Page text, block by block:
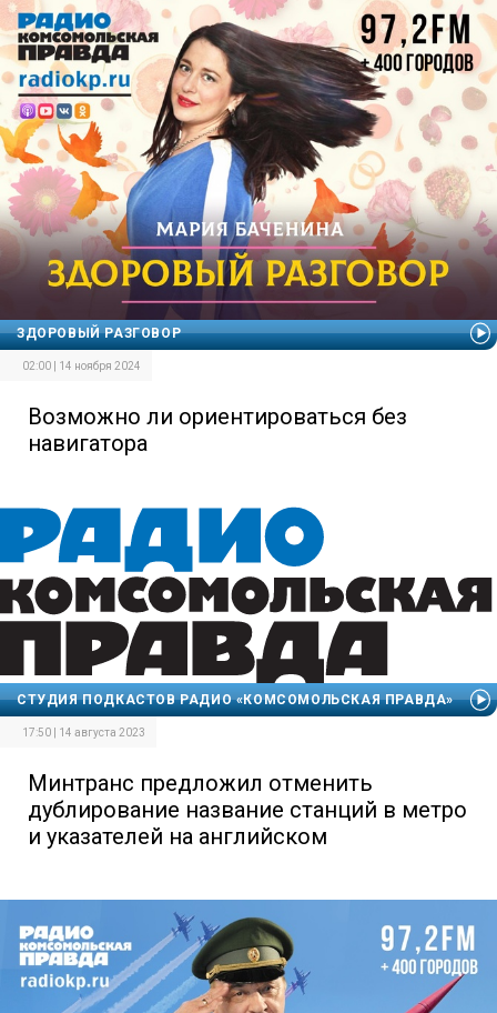
ЗДОРОВЫЙ РАЗГОВОР
02:00 | 14 ноября 2024
Возможно ли ориентироваться без
навигатора
СТУДИЯ ПОДКАСТОВ РАДИО «КОМСОМОЛЬСКАЯ ПРАВДА»
17:50 | 14 августа 2023
Минтранс предложил отменить
дублирование название станций в метро
и указателей на английском